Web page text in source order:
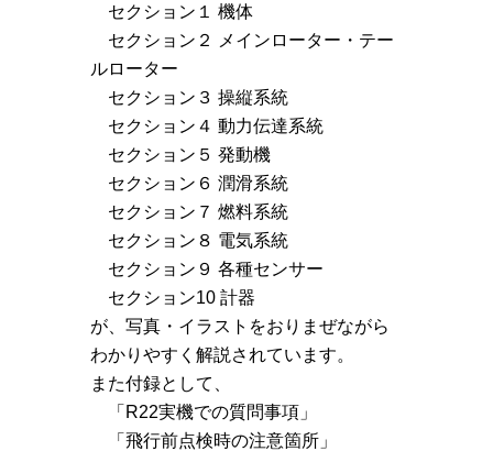
セクション１ 機体
セクション２ メインローター・テー
ルローター
セクション３ 操縦系統
セクション４ 動力伝達系統
セクション５ 発動機
セクション６ 潤滑系統
セクション７ 燃料系統
セクション８ 電気系統
セクション９ 各種センサー
セクション10 計器
が、写真・イラストをおりまぜながら
わかりやすく解説されています。
また付録として、
「R22実機での質問事項」
「飛行前点検時の注意箇所」